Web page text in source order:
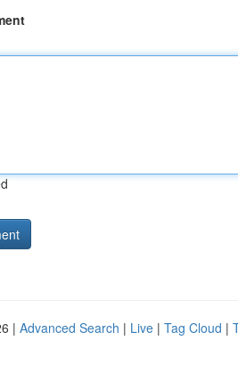
| Advanced Search | Live | Tag Cloud |